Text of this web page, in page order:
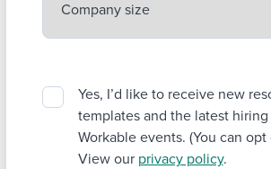
Yes, I’d like to receive new
templates and the latest
Workable events. (You can
View our privacy policy.